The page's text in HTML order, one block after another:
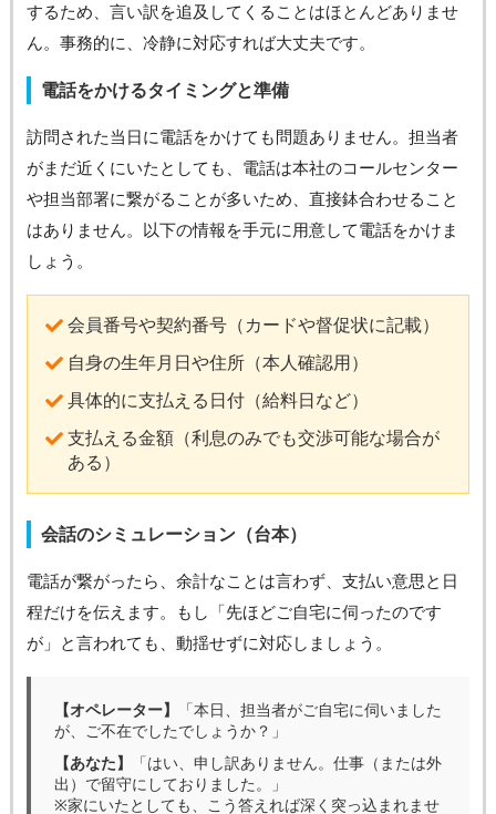
するため、言い訳を追及してくることはほとんどありませ
ん。事務的に、冷静に対応すれば大丈夫です。
電話をかけるタイミングと準備
訪問された当日に電話をかけても問題ありません。担当者
がまだ近くにいたとしても、電話は本社のコールセンター
や担当部署に繋がることが多いため、直接鉢合わせること
はありません。以下の情報を手元に用意して電話をかけま
しょう。
会員番号や契約番号（カードや督促状に記載）
自身の生年月日や住所（本人確認用）
具体的に支払える日付（給料日など）
支払える金額（利息のみでも交渉可能な場合が
ある）
会話のシミュレーション（台本）
電話が繋がったら、余計なことは言わず、支払い意思と日
程だけを伝えます。もし「先ほどご自宅に伺ったのです
が」と言われても、動揺せずに対応しましょう。
【オペレーター】
「本日、担当者がご自宅に伺いました
が、ご不在でしたでしょうか？」
【あなた】
「はい、申し訳ありません。仕事（または外
出）で留守にしておりました。」
※家にいたとしても、こう答えれば深く突っ込まれませ